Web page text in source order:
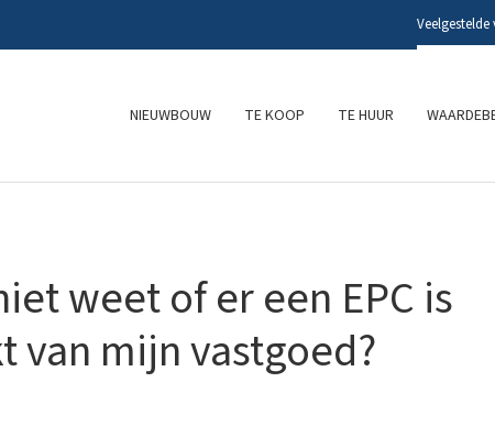
NIEUWBOUW TE KOOP TE HUUR
Veelgestelde
weet of er een EPC is
van mijn vastgoed?